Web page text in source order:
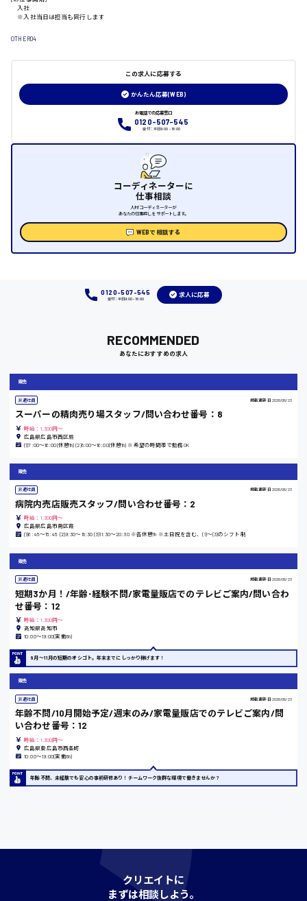
大阪府
竹原市
熊本県
東京都
島根県
香川県
愛知県
時給1100円～
時給1300円〜
時給1200円〜
時給1100円〜
入社
※入社当日は担当も同行します
OTHER04
この求人に応募する
かんたん応募(WEB)
お電話での応募窓口
0120-507-545
受付：平日9:00 - 18:00
コーディネーターに
仕事相談
人材コーディネーターが
あなたの仕事探しをサポートします。
WEBで相談する
0120-507-545
受付：平日9:00 - 18:00
求人に応募
RECOMMENDED
あなたにおすすめの求人
販売
派遣社員 掲載更新日 2026/06/23
スーパーの精肉売り場スタッフ/問い合わせ番号：8
時給：1,300円～
広島県広島市西区扇
(1)7:00〜16:00(休憩1h) (2)8:00〜16:00(休憩1h) ※希望の時間帯で勤務OK
販売
派遣社員 掲載更新日 2026/06/23
病院内売店販売スタッフ/問い合わせ番号：2
時給：1,300円～
広島県広島市南区霞
(1)6:45〜15:45 (2)9:30〜18:30 (3)11:30〜20:30 ※各休憩1h ※土日祝を含む、(1)〜(3)のシフト制
販売
派遣社員 掲載更新日 2026/06/23
短期3か月！/年齢･経験不問/家電量販店でのテレビご案内/問い合わ
せ番号：12
時給：1,300円～
高知県高知市
10:00〜19:00(実働8h)
9月～11月の短期のオシゴト。年末までにしっかり稼げます！
販売
派遣社員 掲載更新日 2026/06/23
年齢不問/10月開始予定/週末のみ/家電量販店でのテレビご案内/問
い合わせ番号：12
時給：1,300円～
広島県東広島市西条町
10:00〜19:00(実働8h)
年齢不問、未経験でも安心の事前研修あり！チームワーク抜群な環境で働きませんか？
クリエイトに
まずは相談しよう。